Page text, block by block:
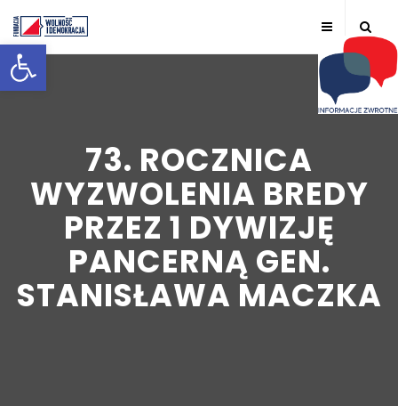
Otwórz pasek narzędzi
73. ROCZNICA
WYZWOLENIA BREDY
PRZEZ 1 DYWIZJĘ
PANCERNĄ GEN.
STANISŁAWA MACZKA